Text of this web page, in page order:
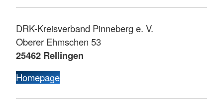
DRK-Kreisverband Pinneberg e. V.
Oberer Ehmschen 53
25462 Rellingen
Homepage